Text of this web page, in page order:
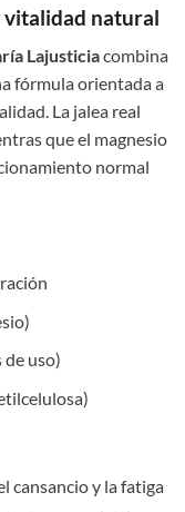
vitalidad natural
Lajusticiacombina
fórmula orientada a
La jalea real
que el magnesio
normal
de uso)
cansancio y la fatiga